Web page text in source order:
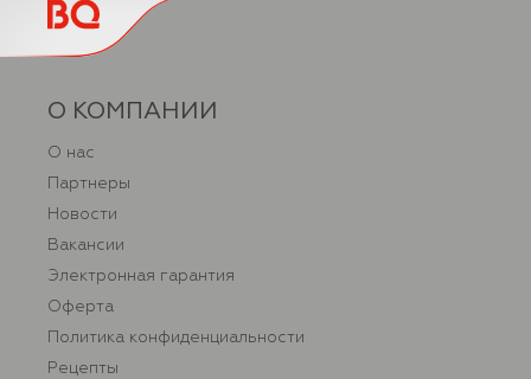
О КОМПАНИИ
О нас
Партнеры
Новости
Вакансии
Электронная гарантия
Оферта
Политика конфиденциальности
Рецепты